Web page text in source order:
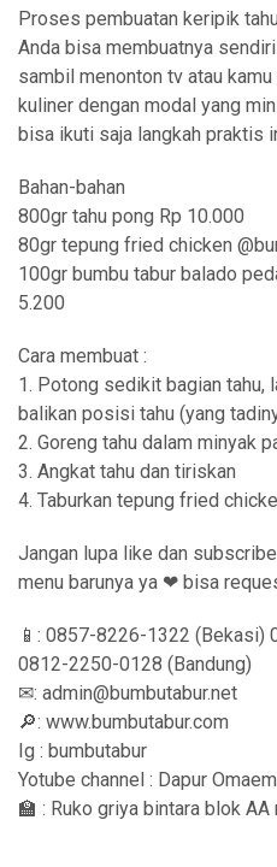
Proses pembuatan keripik
Anda bisa membuatnya
sambil menonton tv atau
kuliner dengan modal yang
bisa ikuti saja langkah praktis
Bahan-bahan
800gr tahu pong Rp 10.000
80gr tepung fried chicken
100gr bumbu tabur balado
5.200
Cara membuat :
1. Potong sedikit bagian tahu,
balikan posisi tahu (yang
2. Goreng tahu dalam minyak
3. Angkat tahu dan tiriskan
4. Taburkan tepung fried
Jangan lupa like dan
menu barunya ya ❤ bisa
📱: 0857-8226-1322 (Bekasi)
0812-2250-0128 (Bandung)
✉: admin@bumbutabur.net
🔎: www.bumbutabur.com
Ig : bumbutabur
Yotube channel : Dapur
🏫 : Ruko griya bintara blok